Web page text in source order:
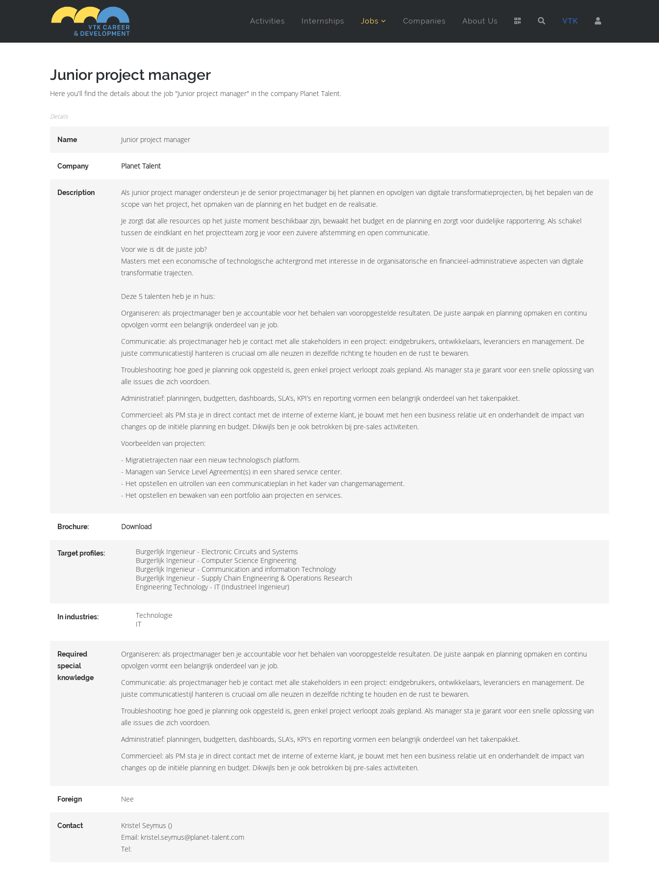
Activities Internships Jobs Companies About Us VTK
Junior project manager
Here you'll find the details about the job "Junior project manager" in the company Planet Talent.
Details
Name Junior project manager
Company Planet Talent
Description
Als junior project manager ondersteun je de senior projectmanager bij het plannen en opvolgen van digitale transformatieprojecten, bij het bepalen van de
scope van het project, het opmaken van de planning en het budget en de realisatie.
Je zorgt dat alle resources op het juiste moment beschikbaar zijn, bewaakt het budget en de planning en zorgt voor duidelijke rapportering. Als schakel
tussen de eindklant en het projectteam zorg je voor een zuivere afstemming en open communicatie.
Voor wie is dit de juiste job?
Masters met een economische of technologische achtergrond met interesse in de organisatorische en financieel-administratieve aspecten van digitale
transformatie trajecten.
Deze 5 talenten heb je in huis:
Organiseren: als projectmanager ben je accountable voor het behalen van vooropgestelde resultaten. De juiste aanpak en planning opmaken en continu
opvolgen vormt een belangrijk onderdeel van je job.
Communicatie: als projectmanager heb je contact met alle stakeholders in een project: eindgebruikers, ontwikkelaars, leveranciers en management. De
juiste communicatiestijl hanteren is cruciaal om alle neuzen in dezelfde richting te houden en de rust te bewaren.
Troubleshooting: hoe goed je planning ook opgesteld is, geen enkel project verloopt zoals gepland. Als manager sta je garant voor een snelle oplossing van
alle issues die zich voordoen.
Administratief: planningen, budgetten, dashboards, SLA’s, KPI’s en reporting vormen een belangrijk onderdeel van het takenpakket.
Commercieel: als PM sta je in direct contact met de interne of externe klant, je bouwt met hen een business relatie uit en onderhandelt de impact van
changes op de initiële planning en budget. Dikwijls ben je ook betrokken bij pre-sales activiteiten.
Voorbeelden van projecten:
- Migratietrajecten naar een nieuw technologisch platform.
- Managen van Service Level Agreement(s) in een shared service center.
- Het opstellen en uitrollen van een communicatieplan in het kader van changemanagement.
- Het opstellen en bewaken van een portfolio aan projecten en services.
Brochure: Download
Target profiles:
Burgerlijk Ingenieur - Electronic Circuits and Systems
Burgerlijk Ingenieur - Computer Science Engineering
Burgerlijk Ingenieur - Communication and information Technology
Burgerlijk Ingenieur - Supply Chain Engineering & Operations Research
Engineering Technology - IT (Industrieel Ingenieur)
In industries:
Technologie
IT
Required
special
knowledge
Organiseren: als projectmanager ben je accountable voor het behalen van vooropgestelde resultaten. De juiste aanpak en planning opmaken en continu
opvolgen vormt een belangrijk onderdeel van je job.
Communicatie: als projectmanager heb je contact met alle stakeholders in een project: eindgebruikers, ontwikkelaars, leveranciers en management. De
juiste communicatiestijl hanteren is cruciaal om alle neuzen in dezelfde richting te houden en de rust te bewaren.
Troubleshooting: hoe goed je planning ook opgesteld is, geen enkel project verloopt zoals gepland. Als manager sta je garant voor een snelle oplossing van
alle issues die zich voordoen.
Administratief: planningen, budgetten, dashboards, SLA’s, KPI’s en reporting vormen een belangrijk onderdeel van het takenpakket.
Commercieel: als PM sta je in direct contact met de interne of externe klant, je bouwt met hen een business relatie uit en onderhandelt de impact van
changes op de initiële planning en budget. Dikwijls ben je ook betrokken bij pre-sales activiteiten.
Foreign Nee
Contact
Kristel Seymus ()
Email: kristel.seymus@planet-talent.com
Tel: